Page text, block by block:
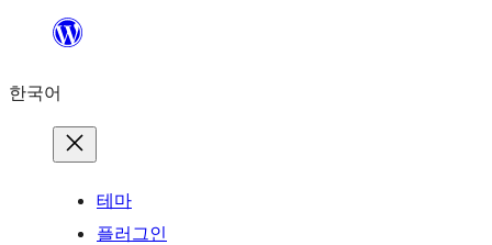
츠
한국어
테마
플러그인